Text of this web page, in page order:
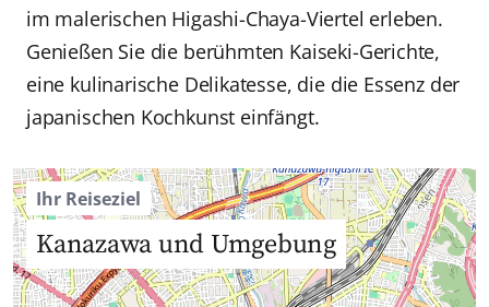
im malerischen Higashi-Chaya-Viertel erleben.
Genießen Sie die berühmten Kaiseki-Gerichte,
eine kulinarische Delikatesse, die die Essenz der
japanischen Kochkunst einfängt.
Ihr Reiseziel
Kanazawa und Umgebung